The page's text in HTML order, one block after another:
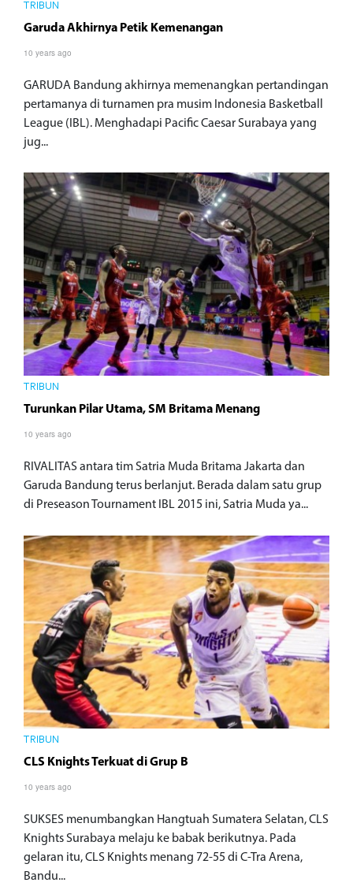
TRIBUN
Garuda Akhirnya Petik Kemenangan
10 years ago
GARUDA Bandung akhirnya memenangkan pertandingan
pertamanya di turnamen pra musim Indonesia Basketball
League (IBL). Menghadapi Pacific Caesar Surabaya yang
jug...
TRIBUN
Turunkan Pilar Utama, SM Britama Menang
10 years ago
RIVALITAS antara tim Satria Muda Britama Jakarta dan
Garuda Bandung terus berlanjut. Berada dalam satu grup
di Preseason Tournament IBL 2015 ini, Satria Muda ya...
TRIBUN
CLS Knights Terkuat di Grup B
10 years ago
SUKSES menumbangkan Hangtuah Sumatera Selatan, CLS
Knights Surabaya melaju ke babak berikutnya. Pada
gelaran itu, CLS Knights menang 72-55 di C-Tra Arena,
Bandu...